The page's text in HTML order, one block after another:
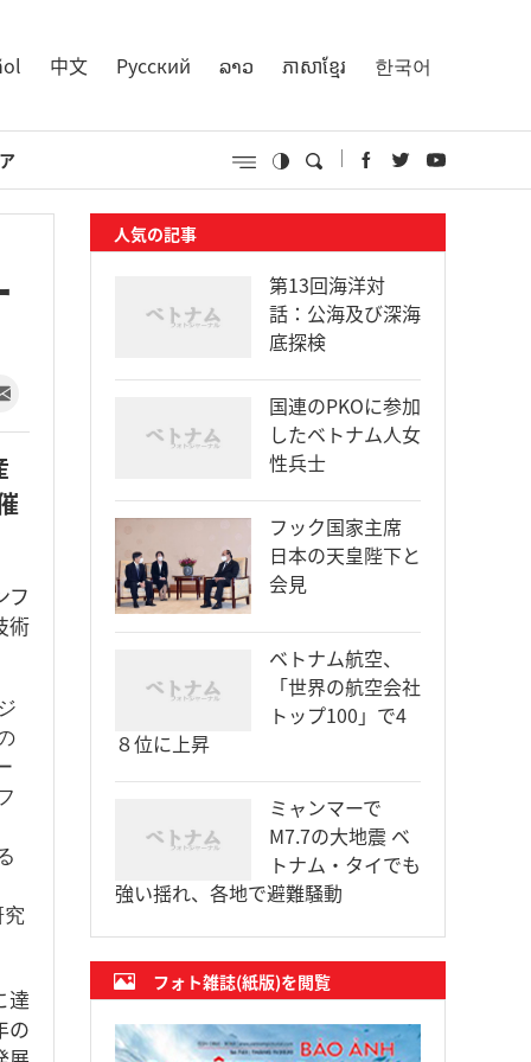
中文 Русский ລາວ ភាសាខ្មែរ 한국어
フ
術
究
達
の
人気の記事
第13回海洋対
話：公海及び深海
底探検
国連のPKOに参加
したベトナム人女
性兵士
フック国家主席
日本の天皇陛下と
会見
ベトナム航空、
「世界の航空会社
トップ100」で4
８位に上昇
ミャンマーで
M7.7の大地震 ベ
トナム・タイでも
強い揺れ、各地で避難騒動
フォト雑誌(紙版)を閲覧